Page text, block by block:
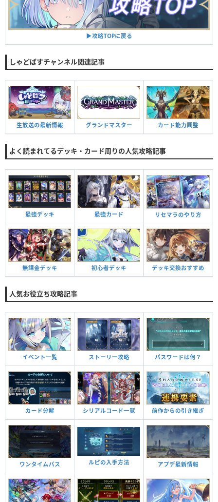
▶︎攻略TOPに戻る
しゃどばすチャンネル関連記事
生放送の最新情報 グランドマスター カード能力調整
よく読まれてるデッキ・カード周りの人気攻略記事
最強デッキ 最強カード リセマラのやり方
無課金デッキ 初心者デッキ デッキ交換おすすめ
人気お役立ち攻略記事
イベント一覧 ストーリー攻略 パスワードは何？
カード分解 シリアルコード一覧 前作からの引き継ぎ
ワンタイムパス ルピの入手方法 アプデ最新情報